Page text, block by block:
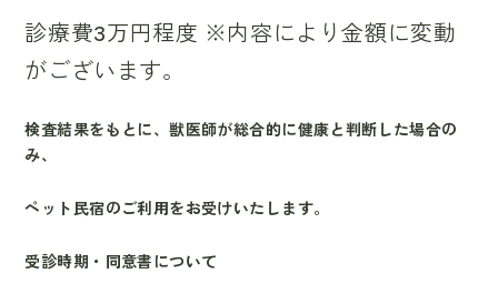
診療費3万円程度 ※内容により金額に変動
がございます。
検査結果をもとに、獣医師が総合的に健康と判断した場合の
み、
ペット民宿のご利用をお受けいたします。
受診時期・同意書について